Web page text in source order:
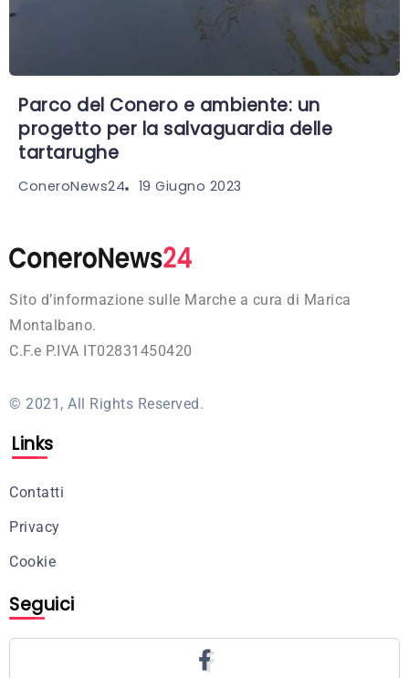
Parco del Conero e ambiente: un
progetto per la salvaguardia delle
tartarughe
ConeroNews24 19 Giugno 2023
Sito d’informazione sulle Marche a cura di Marica
Montalbano.
C.F.e P.IVA IT02831450420
© 2021, All Rights Reserved.
Links
Contatti
Privacy
Cookie
Seguici